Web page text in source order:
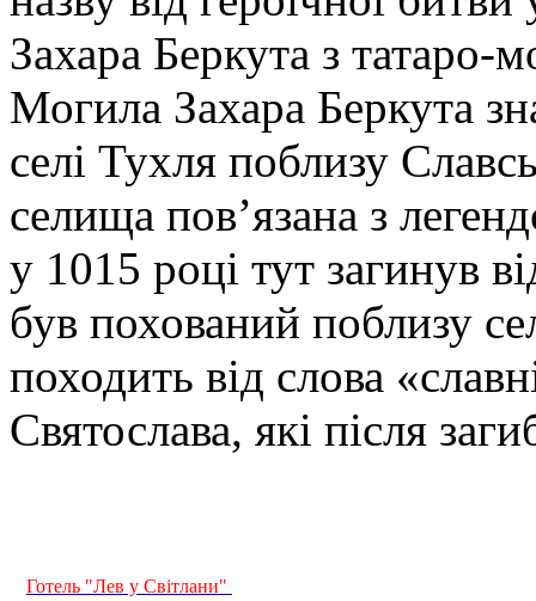
Захара Беркута з
Могила Захара Беркута
селі Тухля поблизу
селища пов’язана з
у 1015 році тут загинув
був похований поблизу
походить від слова
Святослава, які після
Готель "Лев у Світлани"